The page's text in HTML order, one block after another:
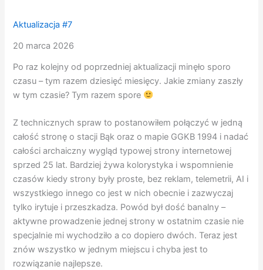
Aktualizacja #7
20 marca 2026
Po raz kolejny od poprzedniej aktualizacji minęło sporo
czasu – tym razem dziesięć miesięcy. Jakie zmiany zaszły
w tym czasie? Tym razem spore
Z technicznych spraw to postanowiłem połączyć w jedną
całość stronę o stacji Bąk oraz o mapie GGKB 1994 i nadać
całości archaiczny wygląd typowej strony internetowej
sprzed 25 lat. Bardziej żywa kolorystyka i wspomnienie
czasów kiedy strony były proste, bez reklam, telemetrii, AI i
wszystkiego innego co jest w nich obecnie i zazwyczaj
tylko irytuje i przeszkadza. Powód był dość banalny –
aktywne prowadzenie jednej strony w ostatnim czasie nie
specjalnie mi wychodziło a co dopiero dwóch. Teraz jest
znów wszystko w jednym miejscu i chyba jest to
rozwiązanie najlepsze.